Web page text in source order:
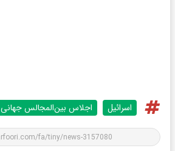
اسرائیل اجلاس بین‌المجالس جهانی